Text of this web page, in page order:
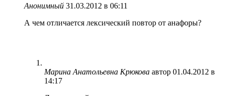
Анонимный 31.03.2012 в 06:11
А чем отличается лексический повтор от анафоры?
Марина Анатольевна Крюкова автор 01.04.2012 в
14:17